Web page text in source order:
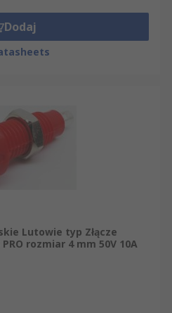
Dodaj
Lutowie typ Złącze
rozmiar 4 mm 50V 10A